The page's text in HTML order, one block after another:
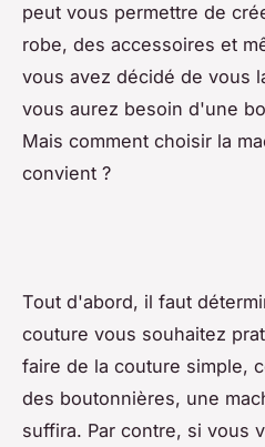
peut vous permettre de
robe, des accessoires et
vous avez décidé de vous
vous aurez besoin d'une
Mais comment choisir la
convient ?
Tout d'abord, il faut
couture vous souhaitez
faire de la couture simple,
des boutonnières, une
suffira. Par contre, si vous